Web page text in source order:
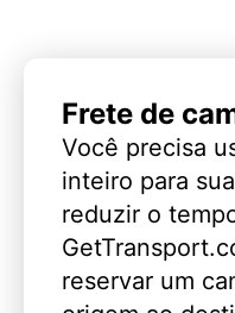
Frete de
Você precisa
inteiro para
reduzir o
reservar um